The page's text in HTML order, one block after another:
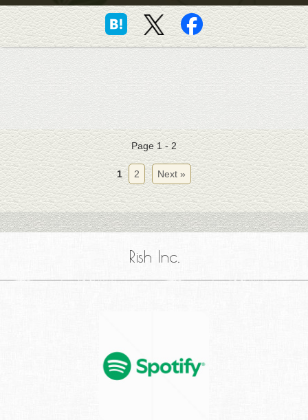
Page 1 - 2
1 2 Next »
Rish Inc.